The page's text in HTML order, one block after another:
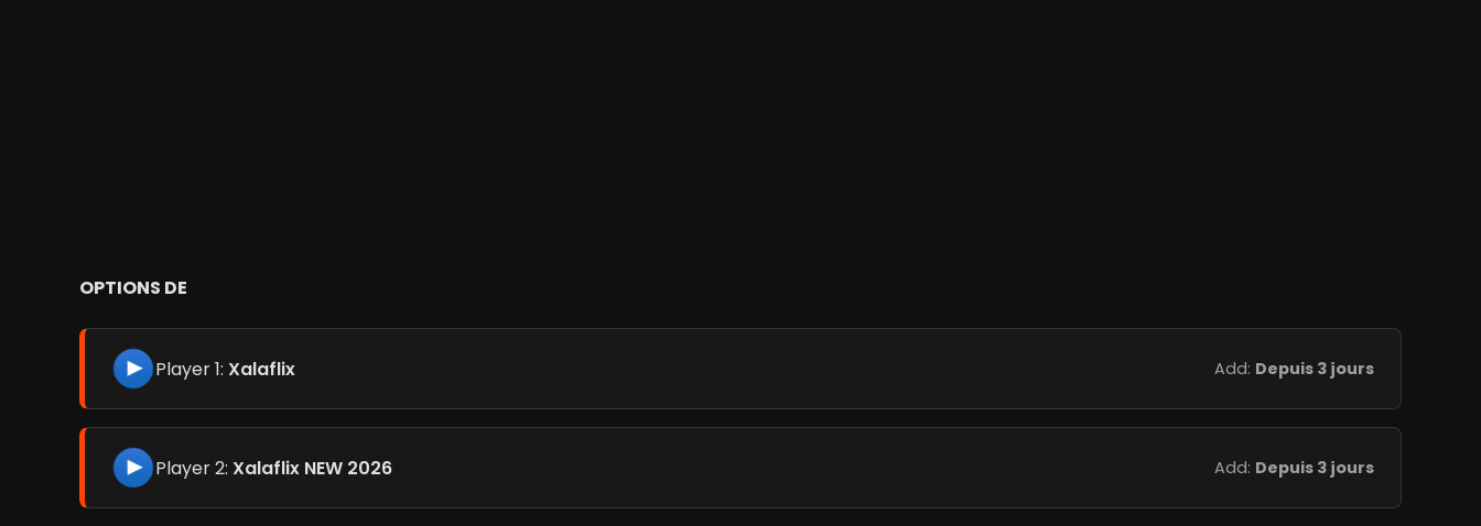
OPTIONS DE
Player 1: Xalaflix Add: Depuis 3 jours
Player 2: Xalaflix NEW 2026 Add: Depuis 3 jours